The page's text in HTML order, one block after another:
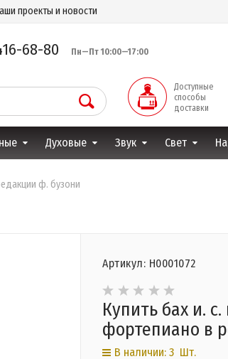
проекты и новости
68-80 Пн—Пт 10:00—17:00
Доступные
способы
доставки
Духовые Звук Свет
ф. бузони
Артикул: Н0001072
Купить бах и.
фортепиано в
В наличии: 3 Шт.